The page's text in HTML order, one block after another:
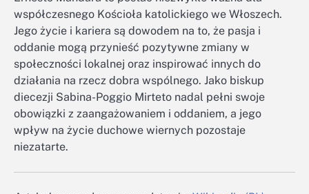
współczesnego Kościoła katolickiego we Włoszech.
Jego życie i kariera są dowodem na to, że pasja i
oddanie mogą przynieść pozytywne zmiany w
społeczności lokalnej oraz inspirować innych do
działania na rzecz dobra wspólnego. Jako biskup
diecezji Sabina-Poggio Mirteto nadal pełni swoje
obowiązki z zaangażowaniem i oddaniem, a jego
wpływ na życie duchowe wiernych pozostaje
niezatarte.